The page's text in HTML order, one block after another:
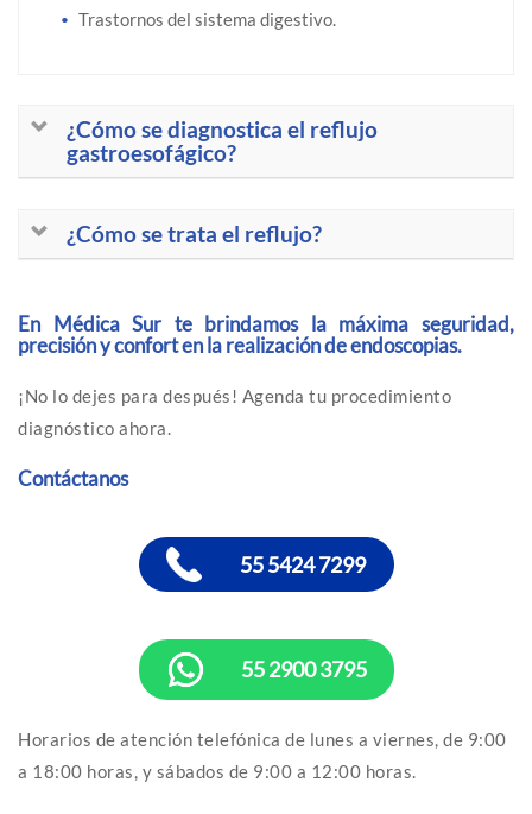
Trastornos del sistema digestivo.
¿Cómo se diagnostica el reflujo
gastroesofágico?
¿Cómo se trata el reflujo?
En Médica Sur te brindamos la máxima seguridad,
precisión y confort en la realización de endoscopias.
¡No lo dejes para después! Agenda tu procedimiento
diagnóstico ahora.
Contáctanos
55 5424 7299
55 2900 3795
Horarios de atención telefónica de lunes a viernes, de 9:00
a 18:00 horas, y sábados de 9:00 a 12:00 horas.